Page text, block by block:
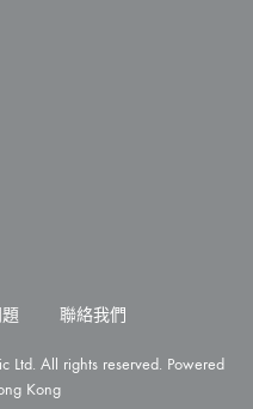
All rights reserved. Powered
Kong
聯絡我們